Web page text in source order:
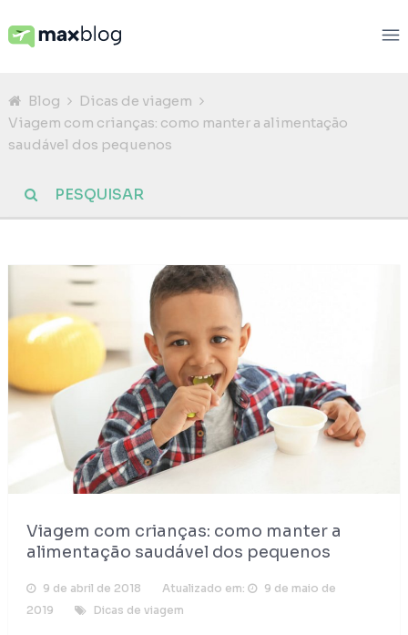
Blog
Dicas de viagem
Viagem com crianças: como manter a alimentação
saudável dos pequenos
Viagem com crianças: como manter a
alimentação saudável dos pequenos
9 de abril de 2018 Atualizado em:
9 de maio de
2019
Dicas de viagem